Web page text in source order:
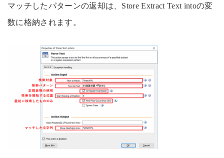
マッチしたパターンの返却は、Store Extract Text intoの変
数に格納されます。